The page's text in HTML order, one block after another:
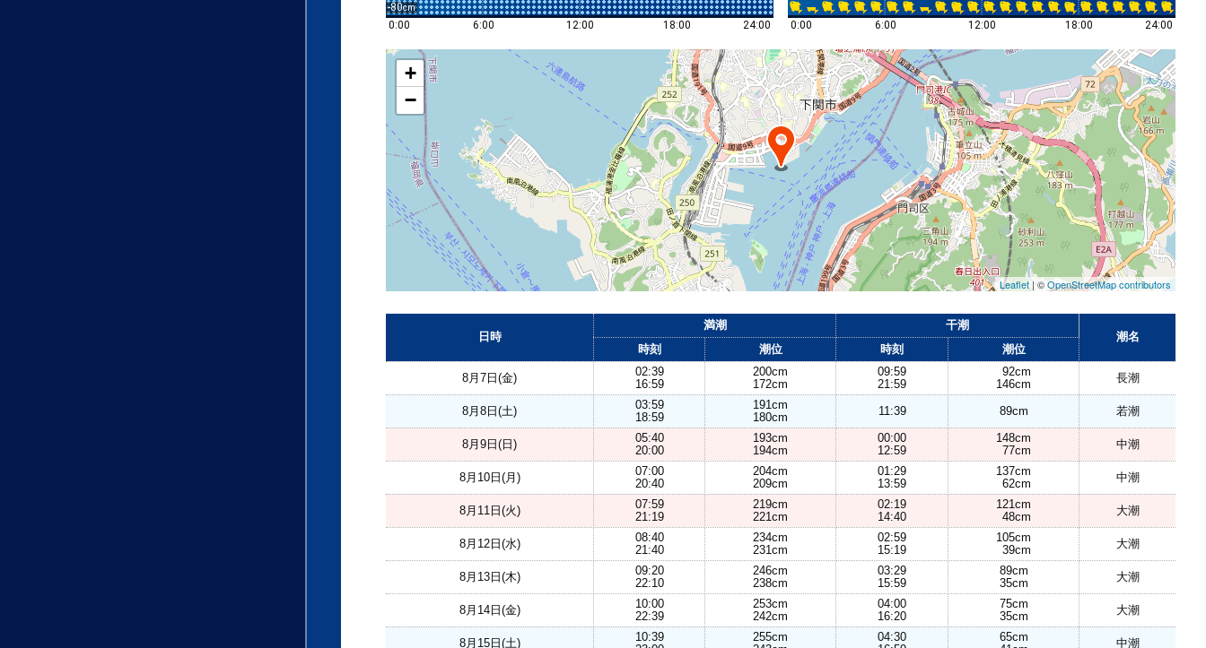
-80
0:00
6:00 12:00 18:00 24:00 0:00 6:00 12:00 18:00 24:00
+
−
Leaflet| ©OpenStreetMap contributors
日時
満潮
干潮
潮名
時刻
潮位 時刻 潮位
8月7日(金)
02:39
16:59
200cm
172cm
09:59
21:59
92cm
146cm
長潮
8月8日(土)
03:59
18:59
191cm
180cm
11:39 89cm 若潮
8月9日(日)
05:40
20:00
193cm
194cm
00:00
12:59
148cm
77cm
中潮
8月10日(月)
07:00
20:40
204cm
209cm
01:29
13:59
137cm
62cm
中潮
8月11日(火)
07:59
21:19
219cm
221cm
02:19
14:40
121cm
48cm
大潮
8月12日(水)
08:40
21:40
234cm
231cm
02:59
15:19
105cm
39cm
大潮
8月13日(木)
09:20
22:10
246cm
238cm
03:29
15:59
89cm
35cm
大潮
8月14日(金)
10:00
22:39
253cm
242cm
04:00
16:20
75cm
35cm
大潮
8月15日(土)
10:39
255cm
04:30
65cm
中潮